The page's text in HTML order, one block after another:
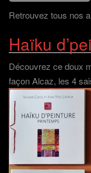
Retrouvez tous nos
Haïku
Découvrez ce doux
façon Alcaz, les 4